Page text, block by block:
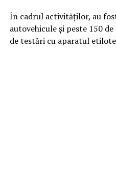
În cadrul activităților, au
autovehicule și peste 150
de testări cu aparatul